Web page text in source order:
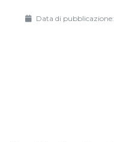
Data di pubblicazione: